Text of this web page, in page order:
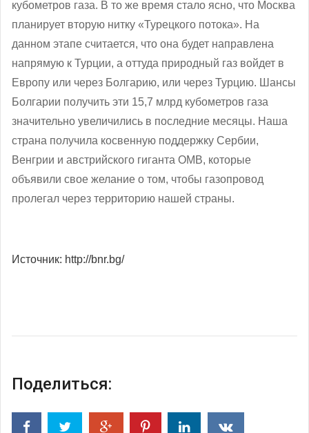
кубометров газа. В то же время стало ясно, что Москва
планирует вторую нитку «Турецкого потока». На
данном этапе считается, что она будет направлена
напрямую к Турции, а оттуда природный газ войдет в
Европу или через Болгарию, или через Турцию. Шансы
Болгарии получить эти 15,7 млрд кубометров газа
значительно увеличились в последние месяцы. Наша
страна получила косвенную поддержку Сербии,
Венгрии и австрийского гиганта ОМВ, которые
объявили свое желание о том, чтобы газопровод
пролегал через территорию нашей страны.
Источник: http://bnr.bg/
Поделиться: